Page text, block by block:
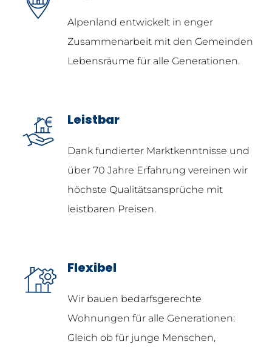
Alpenland entwickelt in enger
Zusammenarbeit mit den Gemeinden
Lebensräume für alle Generationen.
Leistbar
Dank fundierter Marktkenntnisse und
über 70 Jahre Erfahrung vereinen wir
höchste Qualitätsansprüche mit
leistbaren Preisen.
Flexibel
Wir bauen bedarfsgerechte
Wohnungen für alle Generationen:
Gleich ob für junge Menschen,